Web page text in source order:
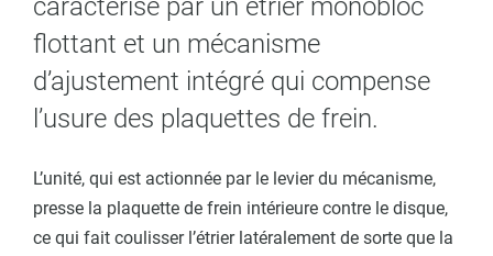
caractérise par un étrier monobloc
flottant et un mécanisme
d’ajustement intégré qui compense
l’usure des plaquettes de frein.
L’unité, qui est actionnée par le levier du mécanisme,
presse la plaquette de frein intérieure contre le disque,
ce qui fait coulisser l’étrier latéralement de sorte que la